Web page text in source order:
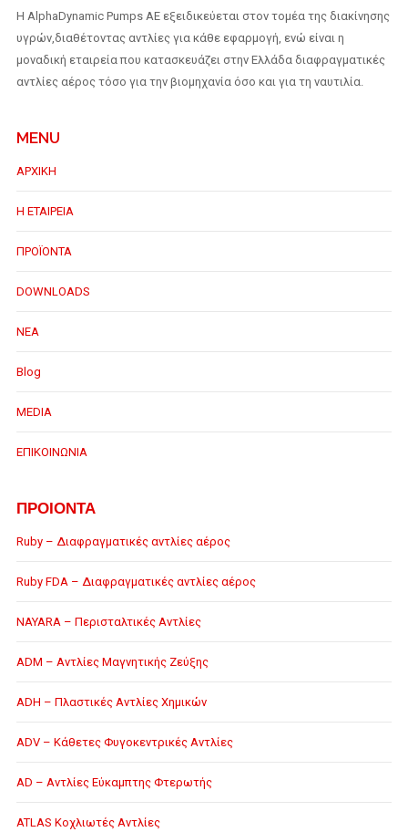
H AlphaDynamic Pumps AE εξειδικεύεται στον τομέα της διακίνησης
υγρών,διαθέτοντας αντλίες για κάθε εφαρμογή, ενώ είναι η
μοναδική εταιρεία που κατασκευάζει στην Ελλάδα διαφραγματικές
αντλίες αέρος τόσο για την βιομηχανία όσο και για τη ναυτιλία.
MENU
ΑΡΧΙΚΗ
Η ΕΤΑΙΡΕΙΑ
ΠΡΟΪΟΝΤΑ
DOWNLOADS
ΝΕΑ
Blog
MEDIA
ΕΠΙΚΟΙΝΩΝΙΑ
ΠΡΟΙΟΝΤΑ
Ruby – Διαφραγματικές αντλίες αέρος
Ruby FDA – Διαφραγματικές αντλίες αέρος
NAYARA – Περισταλτικές Αντλίες
ADM – Αντλίες Μαγνητικής Ζεύξης
ADH – Πλαστικές Αντλίες Χημικών
ADV – Κάθετες Φυγοκεντρικές Αντλίες
AD – Αντλίες Εύκαμπτης Φτερωτής
ATLAS Κοχλιωτές Αντλίες